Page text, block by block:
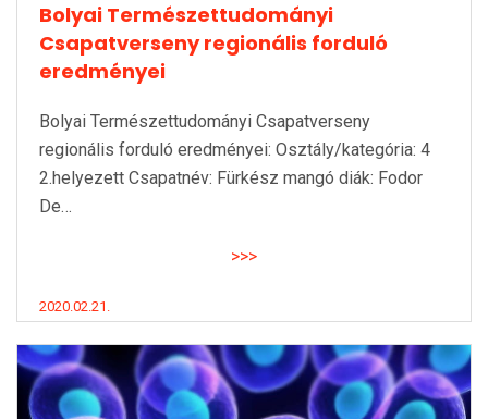
Bolyai Természettudományi
Csapatverseny regionális forduló
eredményei
Bolyai Természettudományi Csapatverseny
regionális forduló eredményei: Osztály/kategória: 4
2.helyezett Csapatnév: Fürkész mangó diák: Fodor
De…
>>>
2020.02.21.